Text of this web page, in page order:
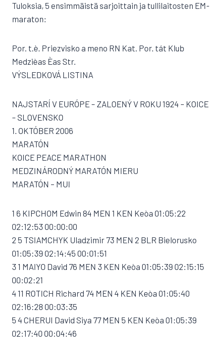
Tuloksia, 5 ensimmäistä sarjoittain ja tullilaitosten EM-
maraton:
Por. t.è. Priezvisko a meno RN Kat. Por. tát Klub
Medzièas Èas Str.
VÝSLEDKOVÁ LISTINA
NAJSTARÍ V EURÓPE – ZALOENÝ V ROKU 1924 – KOICE
– SLOVENSKO
1. OKTÓBER 2006
MARATÓN
KOICE PEACE MARATHON
MEDZINÁRODNÝ MARATÓN MIERU
MARATÓN – MUI
1 6 KIPCHOM Edwin 84 MEN 1 KEN Keòa 01:05:22
02:12:53 00:00:00
2 5 TSIAMCHYK Uladzimir 73 MEN 2 BLR Bielorusko
01:05:39 02:14:45 00:01:51
3 1 MAIYO David 76 MEN 3 KEN Keòa 01:05:39 02:15:15
00:02:21
4 11 ROTICH Richard 74 MEN 4 KEN Keòa 01:05:40
02:16:28 00:03:35
5 4 CHERUI David Siya 77 MEN 5 KEN Keòa 01:05:39
02:17:40 00:04:46